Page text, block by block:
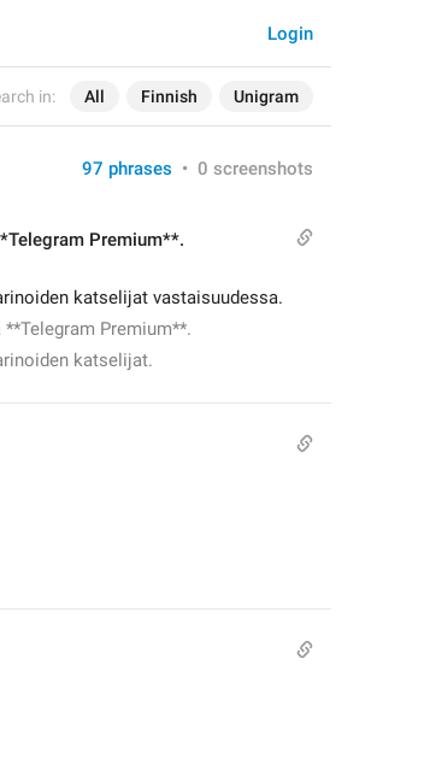
in: All Finnish Unigram
Login
97 phrases • 0 screenshots
Premium**.
katselijat vastaisuudessa.
Premium**.
katselijat.